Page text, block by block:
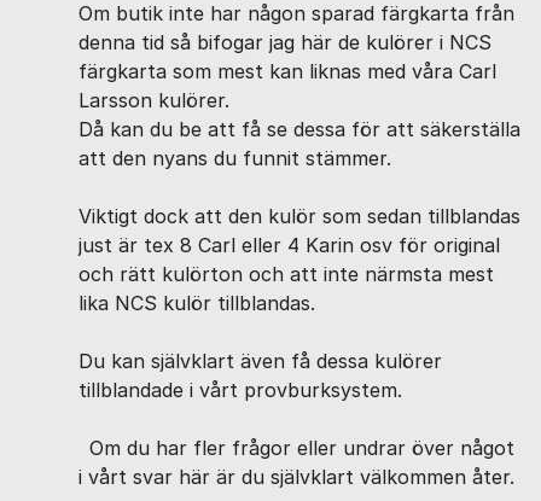
Om butik inte har någon sparad färgkarta från
denna tid så bifogar jag här de kulörer i NCS
färgkarta som mest kan liknas med våra Carl
Larsson kulörer.
Då kan du be att få se dessa för att säkerställa
att den nyans du funnit stämmer.
Viktigt dock att den kulör som sedan tillblandas
just är tex 8 Carl eller 4 Karin osv för original
och rätt kulörton och att inte närmsta mest
lika NCS kulör tillblandas.
Du kan självklart även få dessa kulörer
tillblandade i vårt provburksystem.
Om du har fler frågor eller undrar över något
i vårt svar här är du självklart välkommen åter.